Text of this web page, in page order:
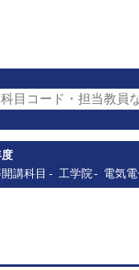
目コード・担当教員な
度
講科目
工学院 電気